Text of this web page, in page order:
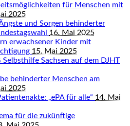
für Menschen mit
2025
und Sorgen behinderter
16. Mai 2025
erwachsener Kinder mit
15. Mai 2025
Selbsthilfe Sachsen auf dem DJHT
behinderter Menschen am
2025
„ePA für alle“ 14. Mai
für die zukünftige